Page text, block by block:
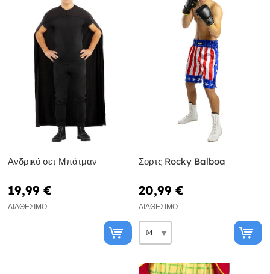
Ανδρικό σετ Μπάτμαν
19,99 €
ΔΙΑΘΈΣΙΜΟ
Σορτς Rocky Balboa
20,99 €
ΔΙΑΘΈΣΙΜΟ